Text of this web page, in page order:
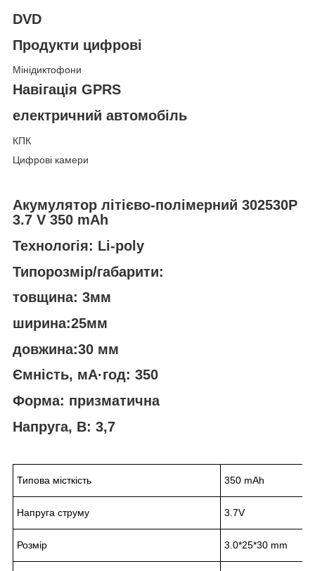
DVD
Продукти цифрові
Мінідиктофони
Навігація GPRS
електричний автомобіль
КПК
Цифрові камери
Акумулятор літієво-полімерний 302530P
3.7 V 350 mAh
Технологія: Li-poly
Типорозмір/габарити:
товщина: 3мм
ширина:25мм
довжина:30 мм
Ємність, мА·год: 350
Форма: призматична
Напруга, В: 3,7
Типова місткість 350 mAh
Напруга струму 3.7V
Розмір 3.0*25*30 mm